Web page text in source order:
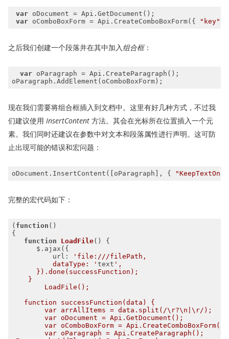
var
var oComboBoxForm = Api.CreateComboBoxForm({ "key"
之后我们创建一个段落并在其中加入 组合框：
var
现在我们需要将组合框插入到文档中。这里有好几种方式，不过我
们建议使用 InsertContent 方法。其会在光标所在位置插入一个元
素。我们同时还建议在参数中对文本和段落属性进行声明。这可防
止出现可能的错误和宏问题：
oDocument.InsertContent([oParagraph], {
完整的宏代码如下：
( function (
function
LoadFile( )
url :
dataType: ' text